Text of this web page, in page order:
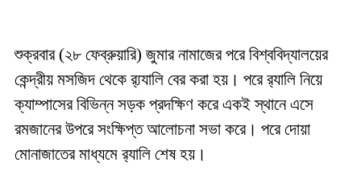
শুক্রবার (২৮ ফেব্রুয়ারি) জুমার নামাজের পরে বিশ্ববিদ্যালয়ের
কেন্দ্রীয় মসজিদ থেকে র‍্য্যালি বের করা হয়। পরে র‍্যালি নিয়ে
ক্যাম্পাসের বিভিন্ন সড়ক প্রদক্ষিণ করে একই স্থানে এসে
রমজানের উপরে সংক্ষিপ্ত আলোচনা সভা করে। পরে দোয়া
মোনাজাতের মাধ্যমে র‍্যালি শেষ হয়।